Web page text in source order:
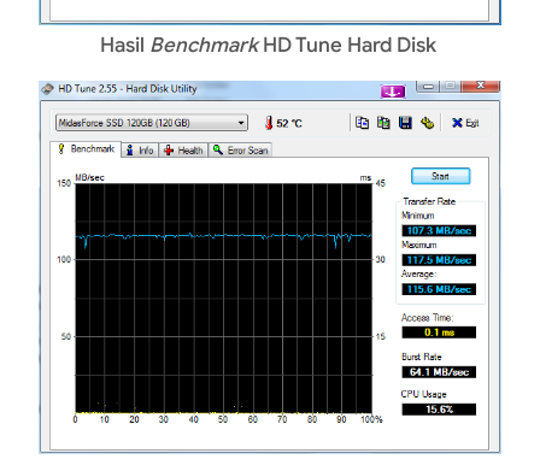
Hasil BenchmarkHD Tune Hard Disk